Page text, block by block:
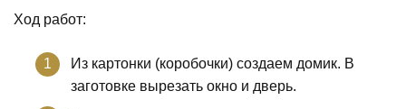
Ход работ:
Из картонки (коробочки) создаем домик. В
заготовке вырезать окно и дверь.